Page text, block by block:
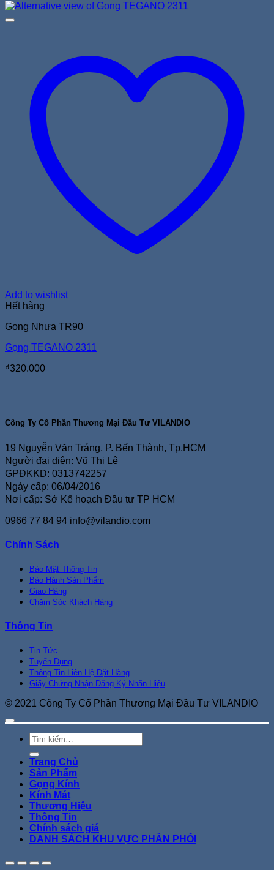
Add to wishlist
Hết hàng
Gọng Nhựa TR90
Gọng TEGANO 2311
₫320.000
Công Ty Cổ Phần Thương Mại Đầu Tư VILANDIO
19 Nguyễn Văn Tráng, P. Bến Thành, Tp.HCM
Người đại diện: Vũ Thị Lệ
GPĐKKD: 0313742257
Ngày cấp: 06/04/2016
Nơi cấp: Sở Kế hoạch Đầu tư TP HCM
0966 77 84 94 info@vilandio.com
Chính Sách
Bảo Mật Thông Tin
Bảo Hành Sản Phẩm
Giao Hàng
Chăm Sóc Khách Hàng
Thông Tin
Tin Tức
Tuyển Dụng
Thông Tin Liên Hệ Đặt Hàng
Giấy Chứng Nhận Đăng Ký Nhãn Hiệu
© 2021 Công Ty Cổ Phần Thương Mại Đầu Tư VILANDIO
Tìm
kiếm:
Trang Chủ
Sản Phẩm
Gọng Kính
Kính Mát
Thương Hiệu
Thông Tin
Chính sách giá
DANH SÁCH KHU VỰC PHÂN PHỐI